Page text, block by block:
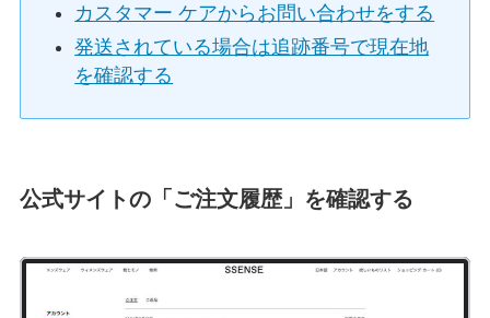
カスタマー ケアからお問い合わせをする
発送されている場合は追跡番号で現在地
を確認する
公式サイトの「ご注文履歴」を確認する